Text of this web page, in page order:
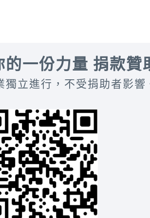
一份力量 捐款贊
獨立進行，不受捐助者影響